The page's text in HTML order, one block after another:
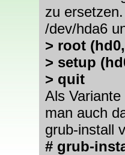
zu
/dev/hda6
> root
> setup
> quit
Als
man auch
grub-install
# grub-